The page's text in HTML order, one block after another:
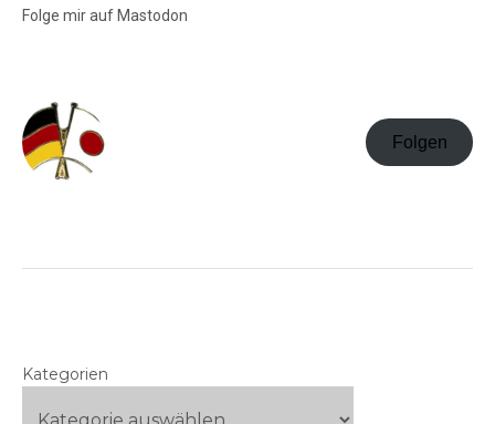
Folge mir auf Mastodon
Folgen
Kategorien